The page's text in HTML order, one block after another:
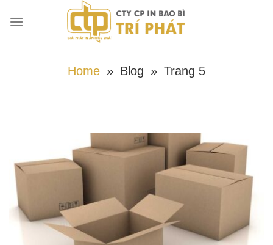
đến
Home » Blog » Trang 5